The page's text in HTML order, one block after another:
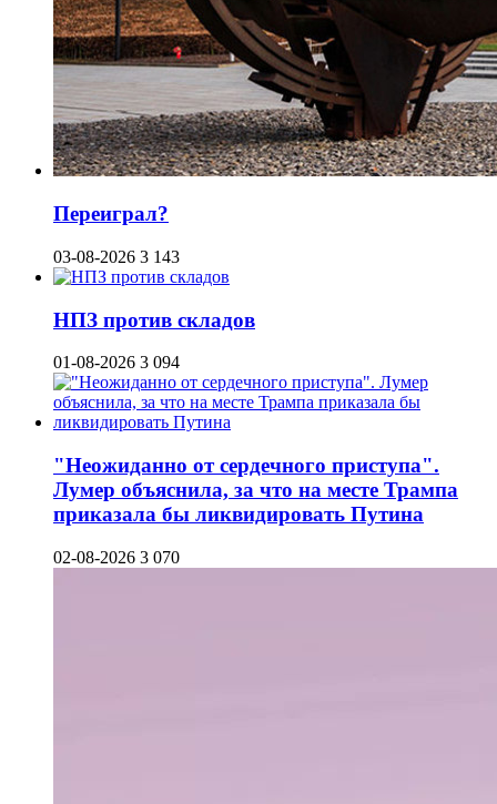
Переиграл?
03-08-2026 3 143
НПЗ против складов
01-08-2026 3 094
"Неожиданно от сердечного приступа".
Лумер объяснила, за что на месте Трампа
приказала бы ликвидировать Путина
02-08-2026 3 070